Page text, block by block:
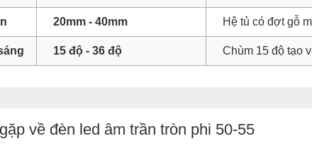
20mm - 40mm Hệ tủ có đợt gỗ
15 độ - 36 độ Chùm 15 độ tạo
về đèn led âm trần tròn phi 50-55